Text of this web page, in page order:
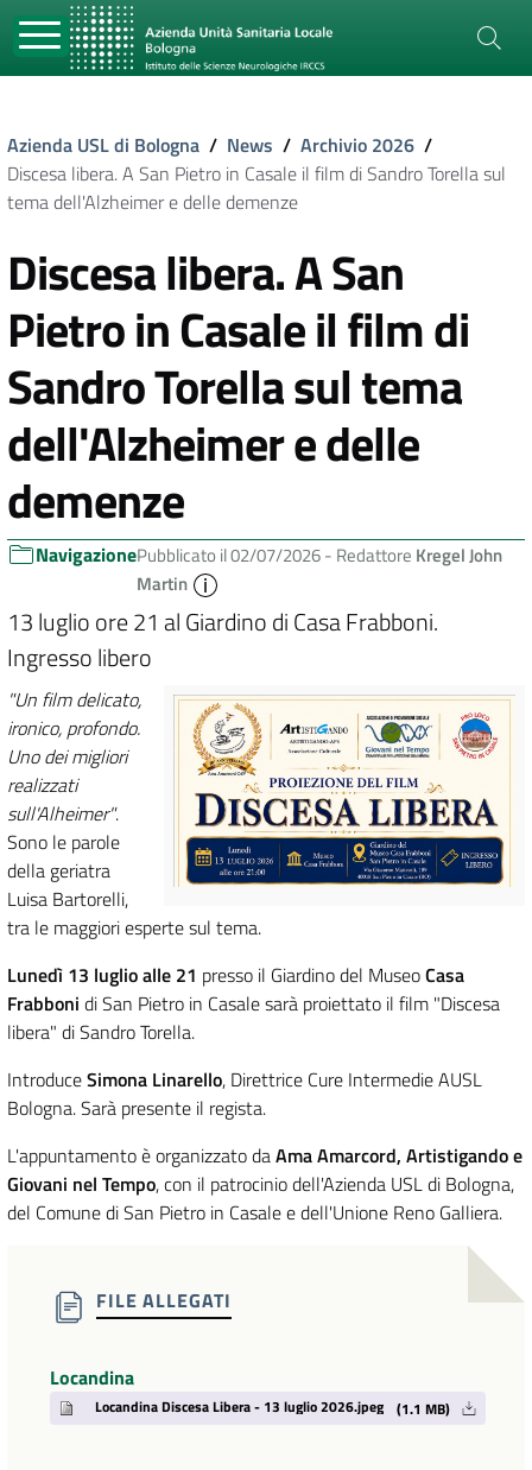
Azienda USL di Bologna / News / Archivio 2026 /
Discesa libera. A San Pietro in Casale il film di Sandro Torella sul
tema dell'Alzheimer e delle demenze
Discesa libera. A San
Pietro in Casale il film di
Sandro Torella sul tema
dell'Alzheimer e delle
demenze
NavigazionePubblicato il 02/07/2026 - Redattore Kregel John
Martin
13 luglio ore 21 al Giardino di Casa Frabboni.
Ingresso libero
"Un film delicato,
ironico, profondo.
Uno dei migliori
realizzati
sull'Alheimer".
Sono le parole
della geriatra
Luisa Bartorelli,
tra le maggiori esperte sul tema.
Lunedì 13 luglio alle 21 presso il Giardino del MuseoCasa
Frabboni di San Pietro in Casale sarà proiettato il film "Discesa
libera" di Sandro Torella.
IntroduceSimona Linarello, Direttrice Cure Intermedie AUSL
Bologna. Sarà presente il regista.
L'appuntamento è organizzato daAma Amarcord, Artistigando e
Giovani nel Tempo, con il patrocinio dell'Azienda USL di Bologna,
del Comune di San Pietro in Casale e dell'Unione Reno Galliera.
FILE ALLEGATI
Locandina
Locandina Discesa Libera - 13 luglio 2026.jpeg (1.1 MB)